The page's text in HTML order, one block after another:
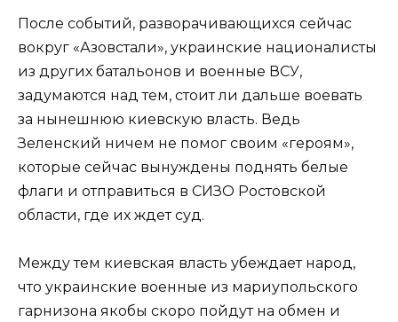
После событий, разворачивающихся сейчас
вокруг «Азовстали», украинские националисты
из других батальонов и военные ВСУ,
задумаются над тем, стоит ли дальше воевать
за нынешнюю киевскую власть. Ведь
Зеленский ничем не помог своим «героям»,
которые сейчас вынуждены поднять белые
флаги и отправиться в СИЗО Ростовской
области, где их ждет суд.
Между тем киевская власть убеждает народ,
что украинские военные из мариупольского
гарнизона якобы скоро пойдут на обмен и